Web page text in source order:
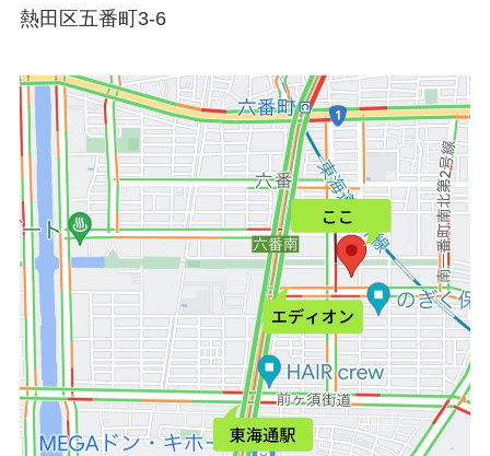
熱田区五番町3-6